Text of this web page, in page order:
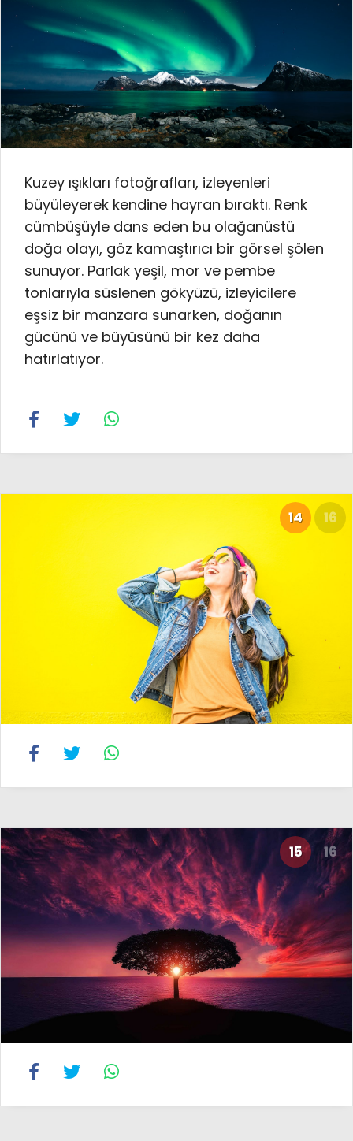
Kuzey ışıkları fotoğrafları, izleyenleri
büyüleyerek kendine hayran bıraktı. Renk
cümbüşüyle dans eden bu olağanüstü
doğa olayı, göz kamaştırıcı bir görsel şölen
sunuyor. Parlak yeşil, mor ve pembe
tonlarıyla süslenen gökyüzü, izleyicilere
eşsiz bir manzara sunarken, doğanın
gücünü ve büyüsünü bir kez daha
hatırlatıyor.
14 16
15 16